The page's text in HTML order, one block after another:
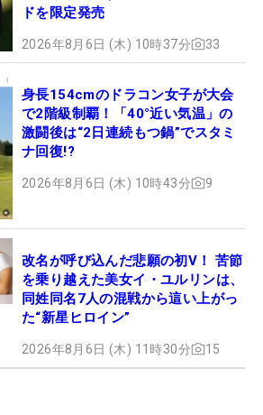
ドを限定発売
2026年8月6日 (木) 10時37分 33
身長154cmのドラコン女子が大会
で2階級制覇！「40°近い気温」の
激闘後は“2日連続もつ鍋”でスタミ
ナ回復!?
2026年8月6日 (木) 10時43分 9
改名が呼び込んだ悲願の初V！ 苦節
を乗り越えた美女イ・ユルリンは、
同姓同名7人の混戦から這い上がっ
た“新星ヒロイン”
2026年8月6日 (木) 11時30分 15